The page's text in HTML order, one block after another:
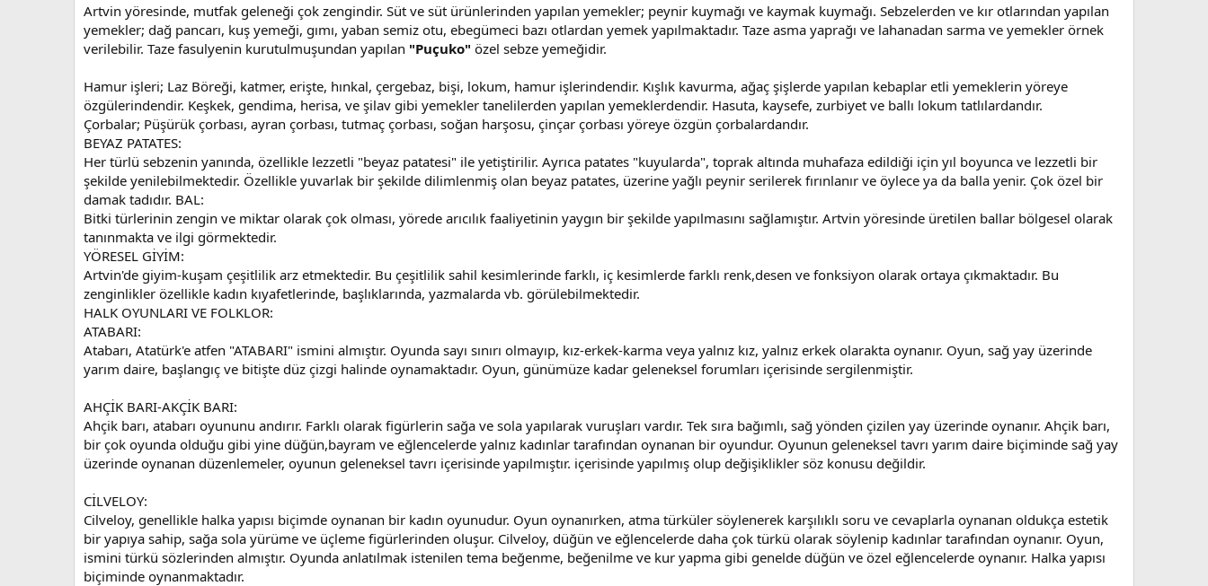
Artvin yöresinde, mutfak geleneği çok zengindir. Süt ve süt ürünlerinden yapılan yemekler; peynir kuymağı ve kaymak kuymağı. Sebzelerden ve kır otlarından yapılan
yemekler; dağ pancarı, kuş yemeği, gımı, yaban semiz otu, ebegümeci bazı otlardan yemek yapılmaktadır. Taze asma yaprağı ve lahanadan sarma ve yemekler örnek
verilebilir. Taze fasulyenin kurutulmuşundan yapılan "Puçuko" özel sebze yemeğidir.
Hamur işleri; Laz Böreği, katmer, erişte, hınkal, çergebaz, bişi, lokum, hamur işlerindendir. Kışlık kavurma, ağaç şişlerde yapılan kebaplar etli yemeklerin yöreye
özgülerindendir. Keşkek, gendima, herisa, ve şilav gibi yemekler tanelilerden yapılan yemeklerdendir. Hasuta, kaysefe, zurbiyet ve ballı lokum tatlılardandır.
Çorbalar; Püşürük çorbası, ayran çorbası, tutmaç çorbası, soğan harşosu, çinçar çorbası yöreye özgün çorbalardandır.
BEYAZ PATATES:
Her türlü sebzenin yanında, özellikle lezzetli "beyaz patatesi" ile yetiştirilir. Ayrıca patates "kuyularda", toprak altında muhafaza edildiği için yıl boyunca ve lezzetli bir
şekilde yenilebilmektedir. Özellikle yuvarlak bir şekilde dilimlenmiş olan beyaz patates, üzerine yağlı peynir serilerek fırınlanır ve öylece ya da balla yenir. Çok özel bir
damak tadıdır. BAL:
Bitki türlerinin zengin ve miktar olarak çok olması, yörede arıcılık faaliyetinin yaygın bir şekilde yapılmasını sağlamıştır. Artvin yöresinde üretilen ballar bölgesel olarak
tanınmakta ve ilgi görmektedir.
YÖRESEL GİYİM:
Artvin'de giyim-kuşam çeşitlilik arz etmektedir. Bu çeşitlilik sahil kesimlerinde farklı, iç kesimlerde farklı renk,desen ve fonksiyon olarak ortaya çıkmaktadır. Bu
zenginlikler özellikle kadın kıyafetlerinde, başlıklarında, yazmalarda vb. görülebilmektedir.
HALK OYUNLARI VE FOLKLOR:
ATABARI:
Atabarı, Atatürk'e atfen "ATABARI" ismini almıştır. Oyunda sayı sınırı olmayıp, kız-erkek-karma veya yalnız kız, yalnız erkek olarakta oynanır. Oyun, sağ yay üzerinde
yarım daire, başlangıç ve bitişte düz çizgi halinde oynamaktadır. Oyun, günümüze kadar geleneksel forumları içerisinde sergilenmiştir.
AHÇİK BARI-AKÇİK BARI:
Ahçik barı, atabarı oyununu andırır. Farklı olarak figürlerin sağa ve sola yapılarak vuruşları vardır. Tek sıra bağımlı, sağ yönden çizilen yay üzerinde oynanır. Ahçik barı,
bir çok oyunda olduğu gibi yine düğün,bayram ve eğlencelerde yalnız kadınlar tarafından oynanan bir oyundur. Oyunun geleneksel tavrı yarım daire biçiminde sağ yay
üzerinde oynanan düzenlemeler, oyunun geleneksel tavrı içerisinde yapılmıştır. içerisinde yapılmış olup değişiklikler söz konusu değildir.
CİLVELOY:
Cilveloy, genellikle halka yapısı biçimde oynanan bir kadın oyunudur. Oyun oynanırken, atma türküler söylenerek karşılıklı soru ve cevaplarla oynanan oldukça estetik
bir yapıya sahip, sağa sola yürüme ve üçleme figürlerinden oluşur. Cilveloy, düğün ve eğlencelerde daha çok türkü olarak söylenip kadınlar tarafından oynanır. Oyun,
ismini türkü sözlerinden almıştır. Oyunda anlatılmak istenilen tema beğenme, beğenilme ve kur yapma gibi genelde düğün ve özel eğlencelerde oynanır. Halka yapısı
biçiminde oynanmaktadır.